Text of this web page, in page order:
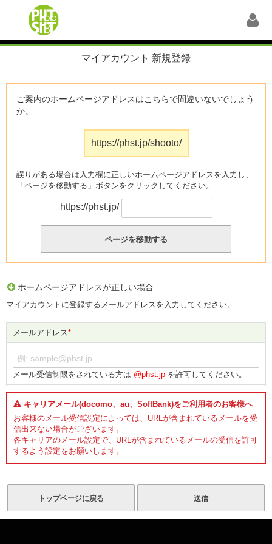
マイアカウント 新規登録
ご案内のホームページアドレスはこちらで間違いないでしょう
か。
https://phst.jp/shooto/
誤りがある場合は入力欄に正しいホームページアドレスを入力し、
「ページを移動する」ボタンをクリックしてください。
https://phst.jp/
ホームページアドレスが正しい場合
マイアカウントに登録するメールアドレスを入力してください。
メールアドレス*
メール受信制限をされている方は @phst.jp を許可してください。
キャリアメール(docomo、au、SoftBank)をご利用者のお客様へ
お客様のメール受信設定によっては、URLが含まれているメールを受
信出来ない場合がございます。
各キャリアのメール設定で、URLが含まれているメールの受信を許可
するよう設定をお願いします。